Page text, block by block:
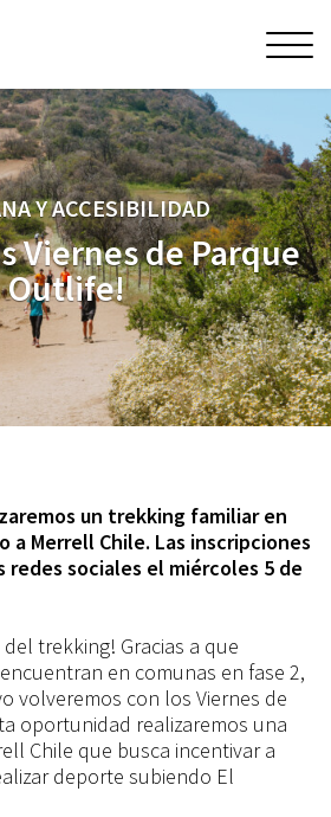
Menu
Y ACCESIBILIDAD
Viernes de Parque
Outlife!
un trekking familiar en
a Merrell Chile. Las inscripciones
redes sociales el miércoles 5 de
trekking! Gracias a que
en comunas en fase 2,
volveremos con los Viernes de
oportunidad realizaremos una
Chile que busca incentivar a
deporte subiendo El